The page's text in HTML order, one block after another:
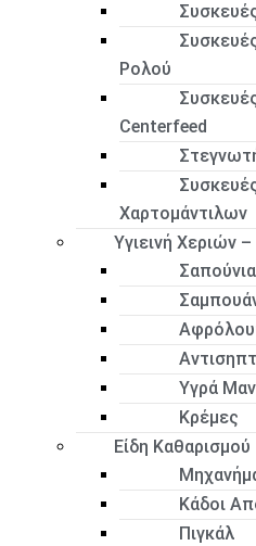
Ρολού
Centerfeed
Χαρτομάντιλων
Υγιεινή Χεριών
Σαπούνια
Υγρά
Κρέμες
Είδη Καθαρισμού
Κάδοι
Πιγκάλ